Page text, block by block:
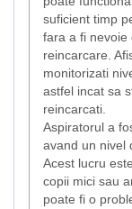
suficient timp
fara a fi nevoie
reincarcare.
monitorizati
astfel incat sa
reincarcati.
Aspiratorul a
avand un nivel
Acest lucru
copii mici sau
poate fi o